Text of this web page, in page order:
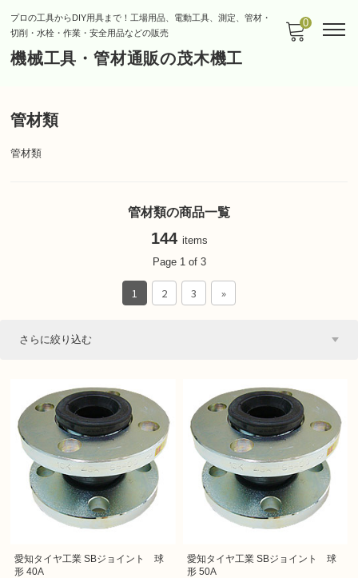
プロの工具からDIY用具まで！工場用品、電動工具、測定、管材・
切削・水栓・作業・安全用品などの販売
機械工具・管材通販の茂木機工
0
管材類
管材類
管材類の商品一覧
144 items
Page 1 of 3
1 2 3 »
さらに絞り込む
愛知タイヤ工業 SBジョイント 球
形 40A
愛知タイヤ工業 SBジョイント 球
形 50A